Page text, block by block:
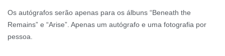
Os autógrafos serão apenas para os álbuns “Beneath the
Remains” e “Arise”. Apenas um autógrafo e uma fotografia por
pessoa.